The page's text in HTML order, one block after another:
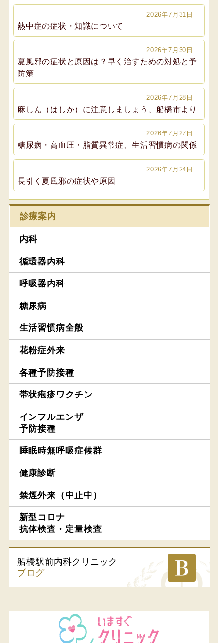
2026年7月31日
熱中症の症状・知識について
2026年7月30日
夏風邪の症状と原因は？早く治すための対処と予
防策
2026年7月28日
麻しん（はしか）に注意しましょう、船橋市より
2026年7月27日
糖尿病・高血圧・脂質異常症、生活習慣病の関係
2026年7月24日
長引く夏風邪の症状や原因
診療案内
内科
循環器内科
呼吸器内科
糖尿病
生活習慣病全般
花粉症外来
各種予防接種
帯状疱疹ワクチン
インフルエンザ
予防接種
睡眠時無呼吸症候群
健康診断
禁煙外来（中止中）
新型コロナ
抗体検査・定量検査
船橋駅前内科クリニック
ブログ